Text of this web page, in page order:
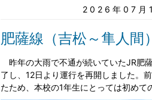
2026年07月
肥薩線（吉松～隼人間
昨年の大雨で不通が続いていたJR肥
了し、12日より運行を再開しました。
たため、本校の1年生にとっては初めて